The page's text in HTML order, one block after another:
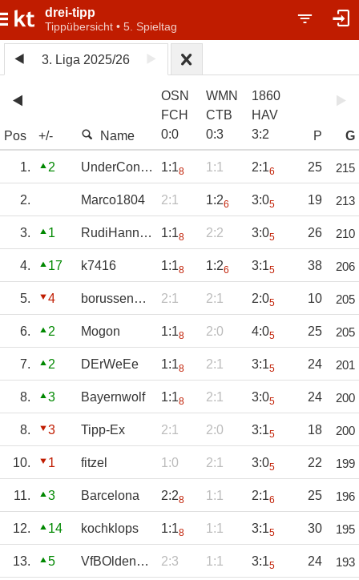
drei-tipp
Tippübersicht • 5. Spieltag
3. Liga 2025/26
Pos +/- Name
OSN
FCH
0:0
WMN
CTB
0:3
1860
HAV
3:2 P G
1. 2 UnderControl 1:18 1:1 2:16 25 215
2. Marco1804 2:1 1:26 3:05 19 213
3. 1 RudiHannakampf 1:18 2:2 3:05 26 210
4. 17 k7416 1:18 1:26 3:15 38 206
5. 4 borussenmarc 2:1 2:1 2:05 10 205
6. 2 Mogon 1:18 2:0 4:05 25 205
7. 2 DErWeEe 1:18 2:1 3:15 24 201
8. 3 Bayernwolf 1:18 2:1 3:05 24 200
8. 3 Tipp-Ex 2:1 2:0 3:15 18 200
10. 1 fitzel 1:0 2:1 3:05 22 199
11. 3 Barcelona 2:28 1:1 2:16 25 196
12. 14 kochklops 1:18 1:1 3:15 30 195
13. 5 VfBOldenburg 2:3 1:1 3:15 24 193